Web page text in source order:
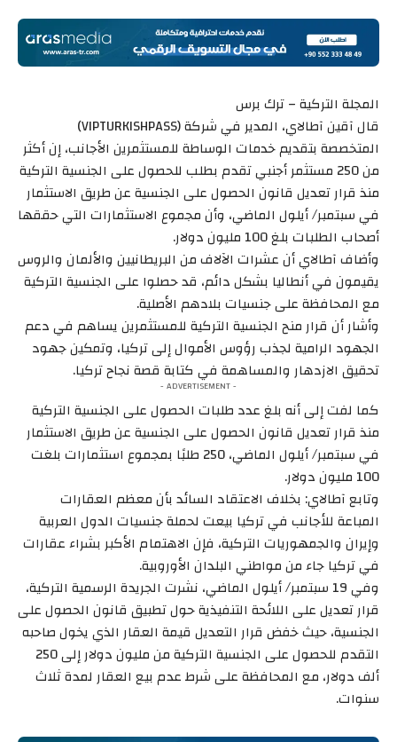
المجلة التركية – ترك برس
قال آقين آطالاي، المدير في شركة (VIPTURKISHPASS)
المتخصصة بتقديم خدمات الوساطة للمستثمرين الأجانب، إن أكثر
من 250 مستثمر أجنبي تقدم بطلب للحصول على الجنسية التركية
منذ قرار تعديل قانون الحصول على الجنسية عن طريق الاستثمار
في سبتمبر/ أيلول الماضي، وأن مجموع الاستثمارات التي حققها
أصحاب الطلبات بلغ 100 مليون دولار.
وأضاف آطالاي أن عشرات الآلاف من البريطانيين والألمان والروس
يقيمون في أنطاليا بشكل دائم، قد حصلوا على الجنسية التركية
مع المحافظة على جنسيات بلادهم الأصلية.
وأشار أن قرار منح الجنسية التركية للمستثمرين يساهم في دعم
الجهود الرامية لجذب رؤوس الأموال إلى تركيا، وتمكين جهود
تحقيق الازدهار والمساهمة في كتابة قصة نجاح تركيا.
- ADVERTISEMENT -
كما لفت إلى أنه بلغ عدد طلبات الحصول على الجنسية التركية
منذ قرار تعديل قانون الحصول على الجنسية عن طريق الاستثمار
في سبتمبر/ أيلول الماضي، 250 طلبًا بمجموع استثمارات بلغت
100 مليون دولار.
وتابع آطالاي: بخلاف الاعتقاد السائد بأن معظم العقارات
المباعة للأجانب في تركيا بيعت لحملة جنسيات الدول العربية
وإيران والجمهوريات التركية، فإن الاهتمام الأكبر بشراء عقارات
في تركيا جاء من مواطني البلدان الأوروبية.
وفي 19 سبتمبر/ أيلول الماضي، نشرت الجريدة الرسمية التركية،
قرار تعديل على اللائحة التنفيذية حول تطبيق قانون الحصول على
الجنسية، حيث خفض قرار التعديل قيمة العقار الذي يخول صاحبه
التقدم للحصول على الجنسية التركية من مليون دولار إلى 250
ألف دولار، مع المحافظة على شرط عدم بيع العقار لمدة ثلاث
سنوات.